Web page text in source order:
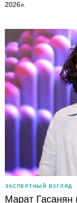
2026».
ЭКСПЕРТНЫЙ ВЗГЛЯД
Марат